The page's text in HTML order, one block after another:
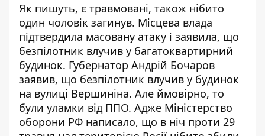
Як пишуть, є травмовані, також нібито
один чоловік загинув. Місцева влада
підтвердила масовану атаку і заявила, що
безпілотник влучив у багатоквартирний
будинок. Губернатор Андрій Бочаров
заявив, що безпілотник влучив у будинок
на вулиці Вершиніна. Але ймовірно, то
були уламки від ППО. Адже Міністерство
оборони РФ написало, що в ніч проти 29